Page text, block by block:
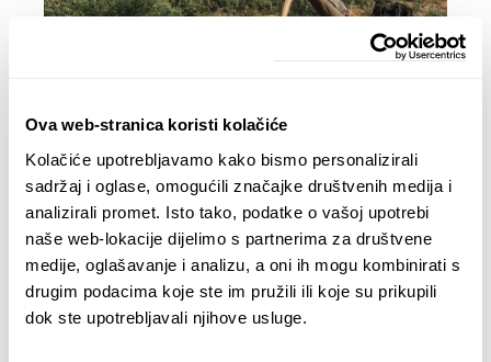
Ova web-stranica koristi kolačiće
Kolačiće upotrebljavamo kako bismo personalizirali
sadržaj i oglase, omogućili značajke društvenih medija i
analizirali promet. Isto tako, podatke o vašoj upotrebi
naše web-lokacije dijelimo s partnerima za društvene
medije, oglašavanje i analizu, a oni ih mogu kombinirati s
drugim podacima koje ste im pružili ili koje su prikupili
dok ste upotrebljavali njihove usluge.
22.11.2023.
Odluke
Projekt je ušao u onu fazu, kad svakodnevno moram
donositi masu odluka, pa dođe do paralize, zaštopa,
stanem ne mogu ništa, ne znam šta bi dalje. Kada bi. Ali
ide sve, ide… Valjda će bit ok…...
ČITAJTE DALJE